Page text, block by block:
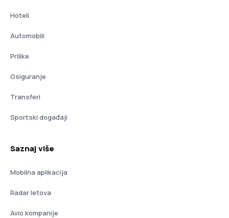
Hoteli
Automobili
Prilike
Osiguranje
Transferi
Sportski događaji
Saznaj više
Mobilna aplikacija
Radar letova
Avio kompanije